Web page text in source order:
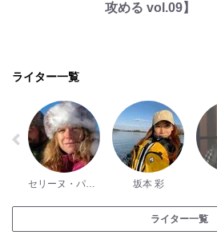
攻める vol.09】
ライター一覧
セリーヌ・パッシュ 坂本 彩
ライター一覧